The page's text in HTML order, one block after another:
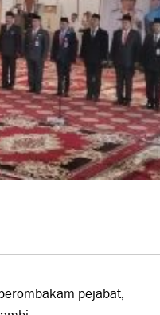
pejabat,